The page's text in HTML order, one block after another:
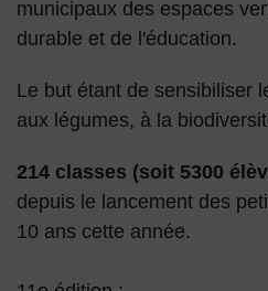
municipaux des espaces
durable et de l'éducation.
Le but étant de sensibiliser
aux légumes, à la
214 classes (soit 5300
depuis le lancement des
10 ans cette année.